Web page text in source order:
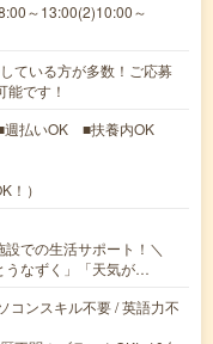
～13:00(2)10:00～
ている方が多数！ご応募
です！
払いOK ■扶養内OK
！）
での生活サポート！＼
うなずく」「天気が…
コンスキル不要 / 英語力不